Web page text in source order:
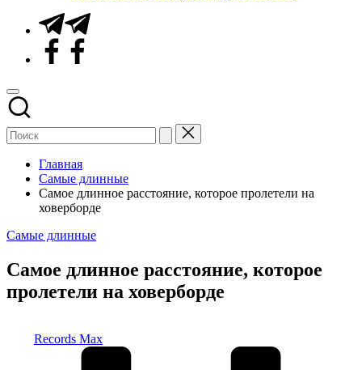
Telegram
Facebook
Главная
Самые длинные
Самое длинное расстояние, которое пролетели на
ховерборде
Опубликовано
Самые длинные
Самое длинное расстояние, которое
пролетели на ховерборде
Records Max